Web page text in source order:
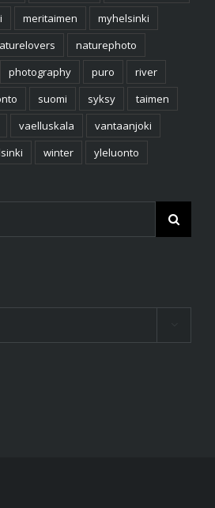
meritaimen
myhelsinki
naturephoto
photography puro
river
suomi syksy
taimen
vaelluskala
vantaanjoki
winter yleluonto